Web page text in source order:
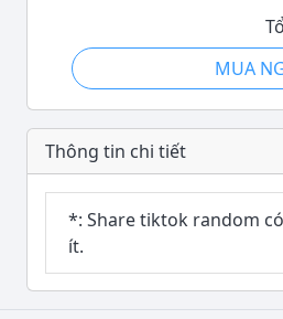
MUA
Thông tin chi tiết
*: Share tiktok random
ít.